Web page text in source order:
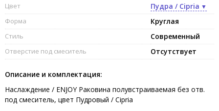
Цвет Пудра / Cipria
Форма Круглая
Стиль Современный
Отверстие под смеситель Отсутствует
Описание и комплектация:
Наслаждение / ENJOY Раковина полувстраиваемая без отв.
под смеситель, цвет Пудровый / Cipria